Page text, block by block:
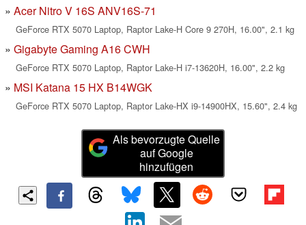
Acer Nitro V 16S ANV16S-71
GeForce RTX 5070 Laptop, Raptor Lake-H Core 9 270H, 16.00", 2.1 kg
Gigabyte Gaming A16 CWH
GeForce RTX 5070 Laptop, Raptor Lake-H i7-13620H, 16.00", 2.2 kg
MSI Katana 15 HX B14WGK
GeForce RTX 5070 Laptop, Raptor Lake-HX i9-14900HX, 15.60", 2.4 kg
Als bevorzugte Quelle
auf Google
hinzufügen